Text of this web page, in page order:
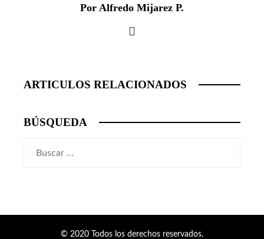
Por Alfredo Mijarez P.
ARTICULOS RELACIONADOS
BÚSQUEDA
© 2020 Todos los derechos reservados.